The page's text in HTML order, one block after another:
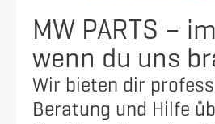
MW PARTS –
wenn du uns
Wir bieten dir
Beratung und Hilfe